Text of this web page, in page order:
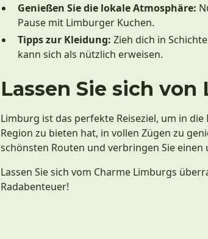
Genießen Sie die lokale Atmosphäre:
Pause mit Limburger Kuchen.
Tipps zur Kleidung: Zieh dich in
kann sich als nützlich erweisen.
Lassen Sie sich
Limburg ist das perfekte Reiseziel, um in
Region zu bieten hat, in vollen Zügen zu
schönsten Routen und verbringen Sie
Lassen Sie sich vom Charme Limburgs
Radabenteuer!